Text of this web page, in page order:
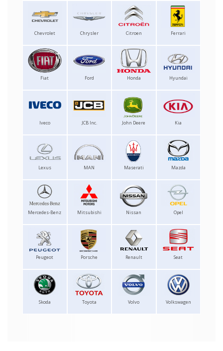
Chevrolet Chrysler Citroen Ferrari
Fiat Ford Honda Hyundai
Iveco JCB Inc. John Deere Kia
Lexus MAN Maserati Mazda
Mercedes-Benz Mitsubishi Nissan Opel
Peugeot Porsche Renault Seat
Skoda Toyota Volvo Volkswagen